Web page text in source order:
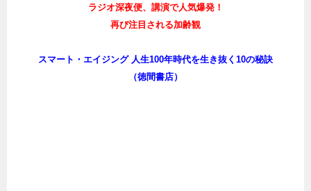
ラジオ深夜便、講演で人気爆発！
再び注目される加齢観
スマート・エイジング 人生100年時代を生き抜く10の秘訣
（徳間書店）